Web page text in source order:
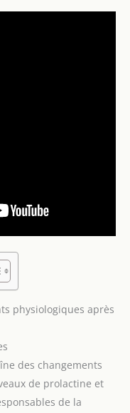
physiologiques après
des changements
de prolactine et
de la